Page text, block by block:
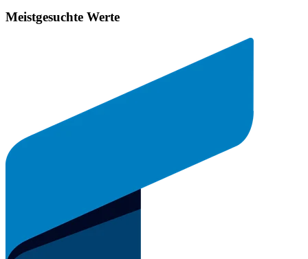
Meistgesuchte Werte